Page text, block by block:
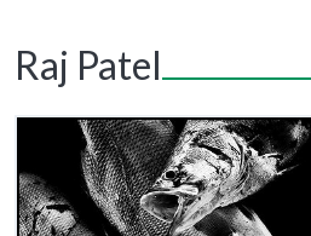
Raj Patel